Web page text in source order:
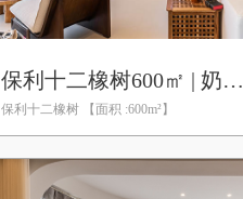
保利十二橡树600㎡ | 奶油风,侘寂风
保利十二橡树 【面积 :600m²】